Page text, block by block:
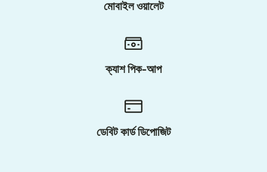
মোবাইল ওয়ালেট
ক্যাশ পিক-আপ
ডেবিট কার্ড ডিপোজিট